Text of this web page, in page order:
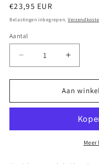
Normale
prijs
€23,95 EUR
Belastingen inbegrepen.
Aantal
Aantal
verlagen
voor
autolak
MET.
Aantal
verhogen
voor
autolak
SILVER
MET.
Aan